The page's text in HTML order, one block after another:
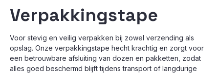
Verpakkingstape
Voor stevig en veilig verpakken bij zowel verzending als
opslag. Onze verpakkingstape hecht krachtig en zorgt voor
een betrouwbare afsluiting van dozen en pakketten, zodat
alles goed beschermd blijft tijdens transport of langdurige